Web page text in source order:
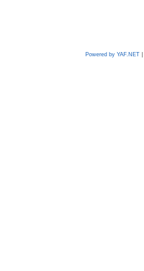
Powered by YAF.NET